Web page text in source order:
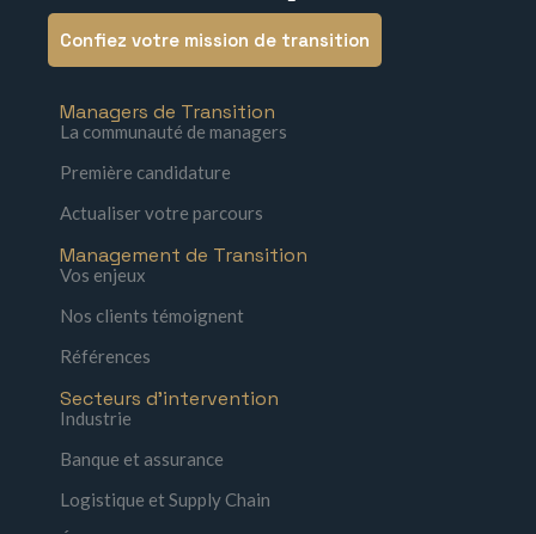
Confiez votre mission de transition
Managers de Transition
La communauté de managers
Première candidature
Actualiser votre parcours
Management de Transition
Vos enjeux
Nos clients témoignent
Références
Secteurs d'intervention
Industrie
Banque et assurance
Logistique et Supply Chain